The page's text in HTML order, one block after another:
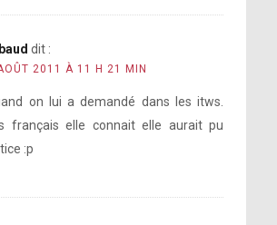
dit :
2011 À 11 H 21 MIN
on lui a demandé dans les itws.
français elle connait elle aurait pu
:p